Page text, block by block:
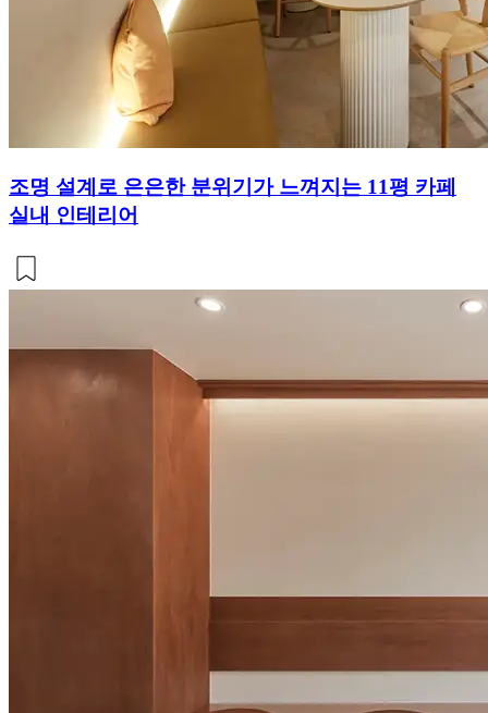
조명 설계로 은은한 분위기가 느껴지는 11평 카페
실내 인테리어